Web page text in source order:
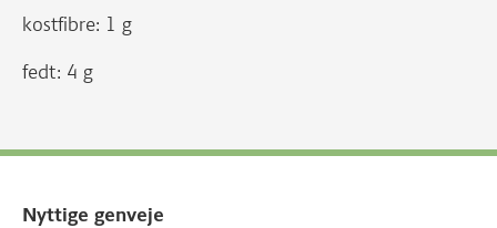
kostfibre: 1 g
fedt: 4 g
Nyttige genveje